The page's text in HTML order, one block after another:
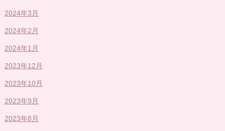
2024年3月
2024年2月
2024年1月
2023年12月
2023年10月
2023年9月
2023年8月